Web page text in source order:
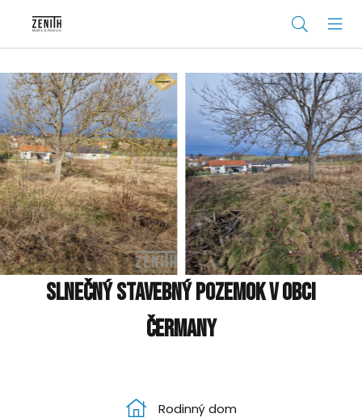
Slnečný stavebný pozemok v obci
Čermany
Rodinný dom